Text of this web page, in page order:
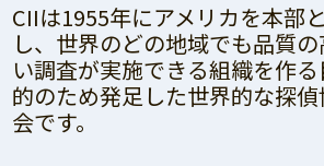
CIIは1955年にアメリカを本部と
し、世界のどの地域でも品質の
い調査が実施できる組織を作る
的のため発足した世界的な探偵
会です。